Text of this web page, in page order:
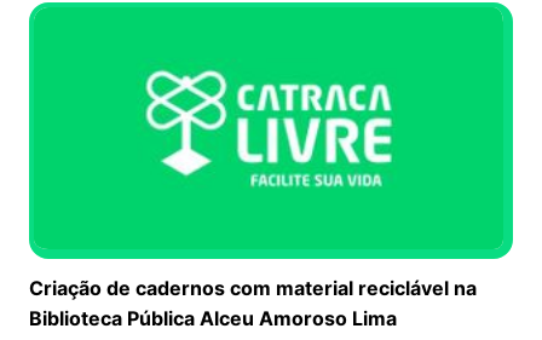
Criação de cadernos com material reciclável na
Biblioteca Pública Alceu Amoroso Lima